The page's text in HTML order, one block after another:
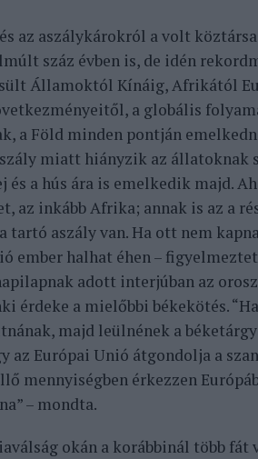
az aszálykárokról a volt
száz évben is, de idén
Államoktól Kínáig, Afrikától
a globális
a Föld minden pontján
miatt hiányzik az állatoknak
és a hús ára is emelkedik majd.
az inkább Afrika; annak is az a
tartó aszály van. Ha ott nem
ember halhat éhen –
adott interjúban az
érdeke a mielőbbi békekötés.
majd leülnének a
az Európai Unió átgondolja a
mennyiségben érkezzen
– mondta.
okán a korábbinál több